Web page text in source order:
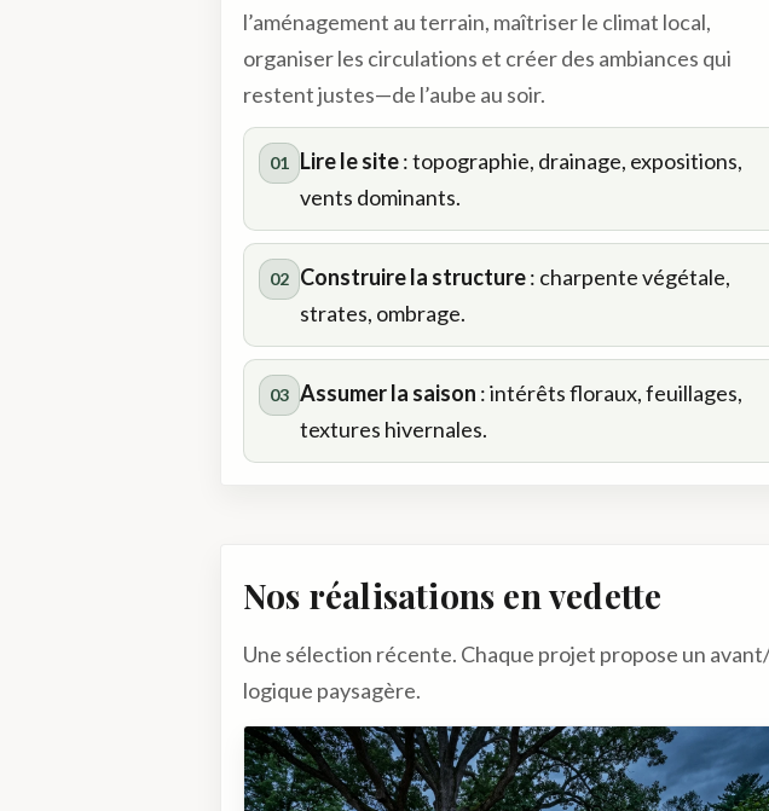
l’aménagement au terrain, maîtriser le climat local,
organiser les circulations et créer des ambiances qui
restent justes—de l’aube au soir.
01 Lire le site: topographie, drainage, expositions,
vents dominants.
02 Construire la structure: charpente végétale,
strates, ombrage.
03 Assumer la saison : intérêts floraux, feuillages,
textures hivernales.
Nos réalisations en vedette
Une sélection récente. Chaque projet propose un
logique paysagère.